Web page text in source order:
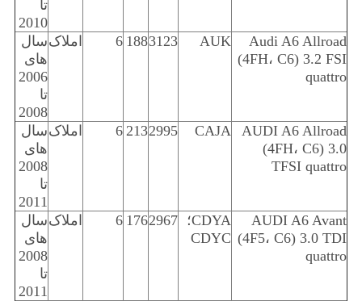
تا
2010
Audi A6 Allroad
(4FH، C6) 3.2 FSI
quattro
AUK
3123
188
6 املاکسال
های
2006
تا
2008
AUDI A6 Allroad
(4FH، C6) 3.0
TFSI quattro
CAJA
2995
213
6 املاکسال
های
2008
تا
2011
AUDI A6 Avant
(4F5، C6) 3.0 TDI
quattro
CDYA؛
CDYC
2967
176
6 املاکسال
های
2008
تا
2011